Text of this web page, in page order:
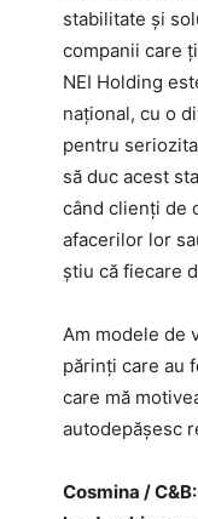
stabilitate și
companii care
NEI Holding
național, cu o
pentru
să duc acest
când clienți de
afacerilor lor
știu că fiecare
Am modele de
părinți care au
care mă
autodepășesc
Cosmina /